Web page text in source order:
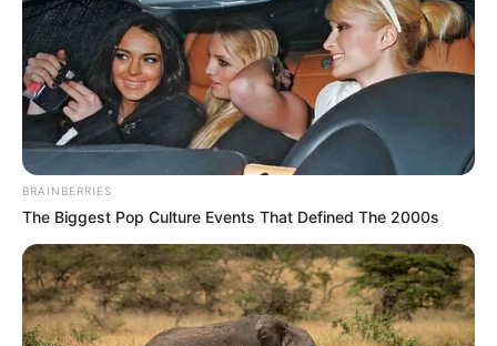
BRAINBERRIES
The Biggest Pop Culture Events That Defined The 2000s